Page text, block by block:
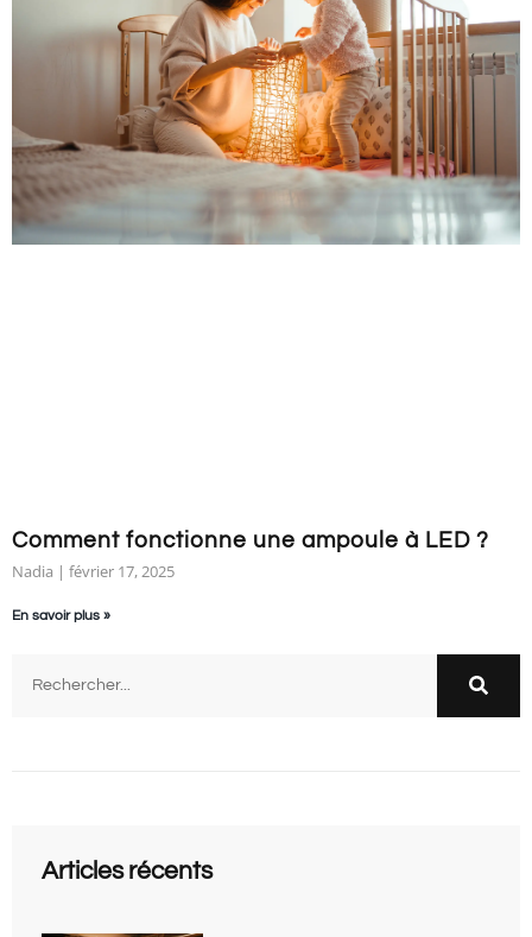
Comment fonctionne une ampoule à LED ?
Nadia février 17, 2025
En savoir plus »
Articles récents